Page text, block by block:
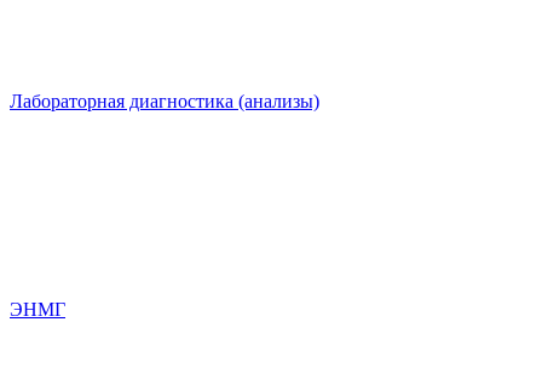
Лабораторная диагностика (анализы)
ЭНМГ